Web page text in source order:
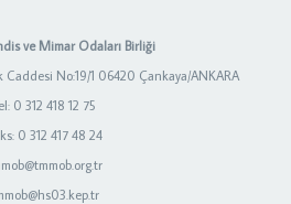
ve Mimar Odaları Birliği
No:19/1 06420 Çankaya/ANKARA
0 312 418 12 75
0 312 417 48 24